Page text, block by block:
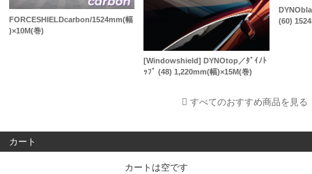
FORCESHIELDcarbon/1524mm(幅
)×10M(巻)
[Windowshield] DYNOtop／ﾀﾞｲﾉﾄ
ｯﾌﾟ (48) 1,220mm(幅)×15M(巻)
(60)
すべてのおすすめ商品を見る
カート
カートは空です